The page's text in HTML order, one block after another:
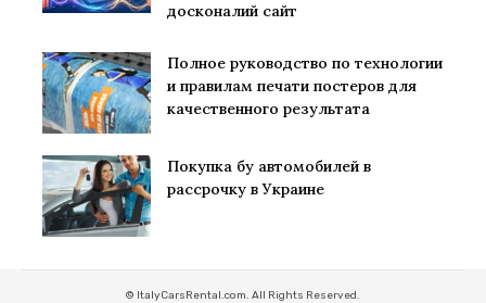
досконалий сайт
Полное руководство по технологии
и правилам печати постеров для
качественного результата
Покупка бу автомобилей в
рассрочку в Украине
© ItalyCarsRental.com. All Rights Reserved.